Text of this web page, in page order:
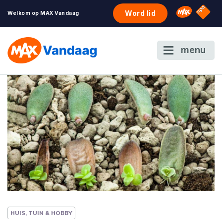
Welkom op MAX Vandaag Word lid Omroep
NPO
menu
HUIS, TUIN & HOBBY